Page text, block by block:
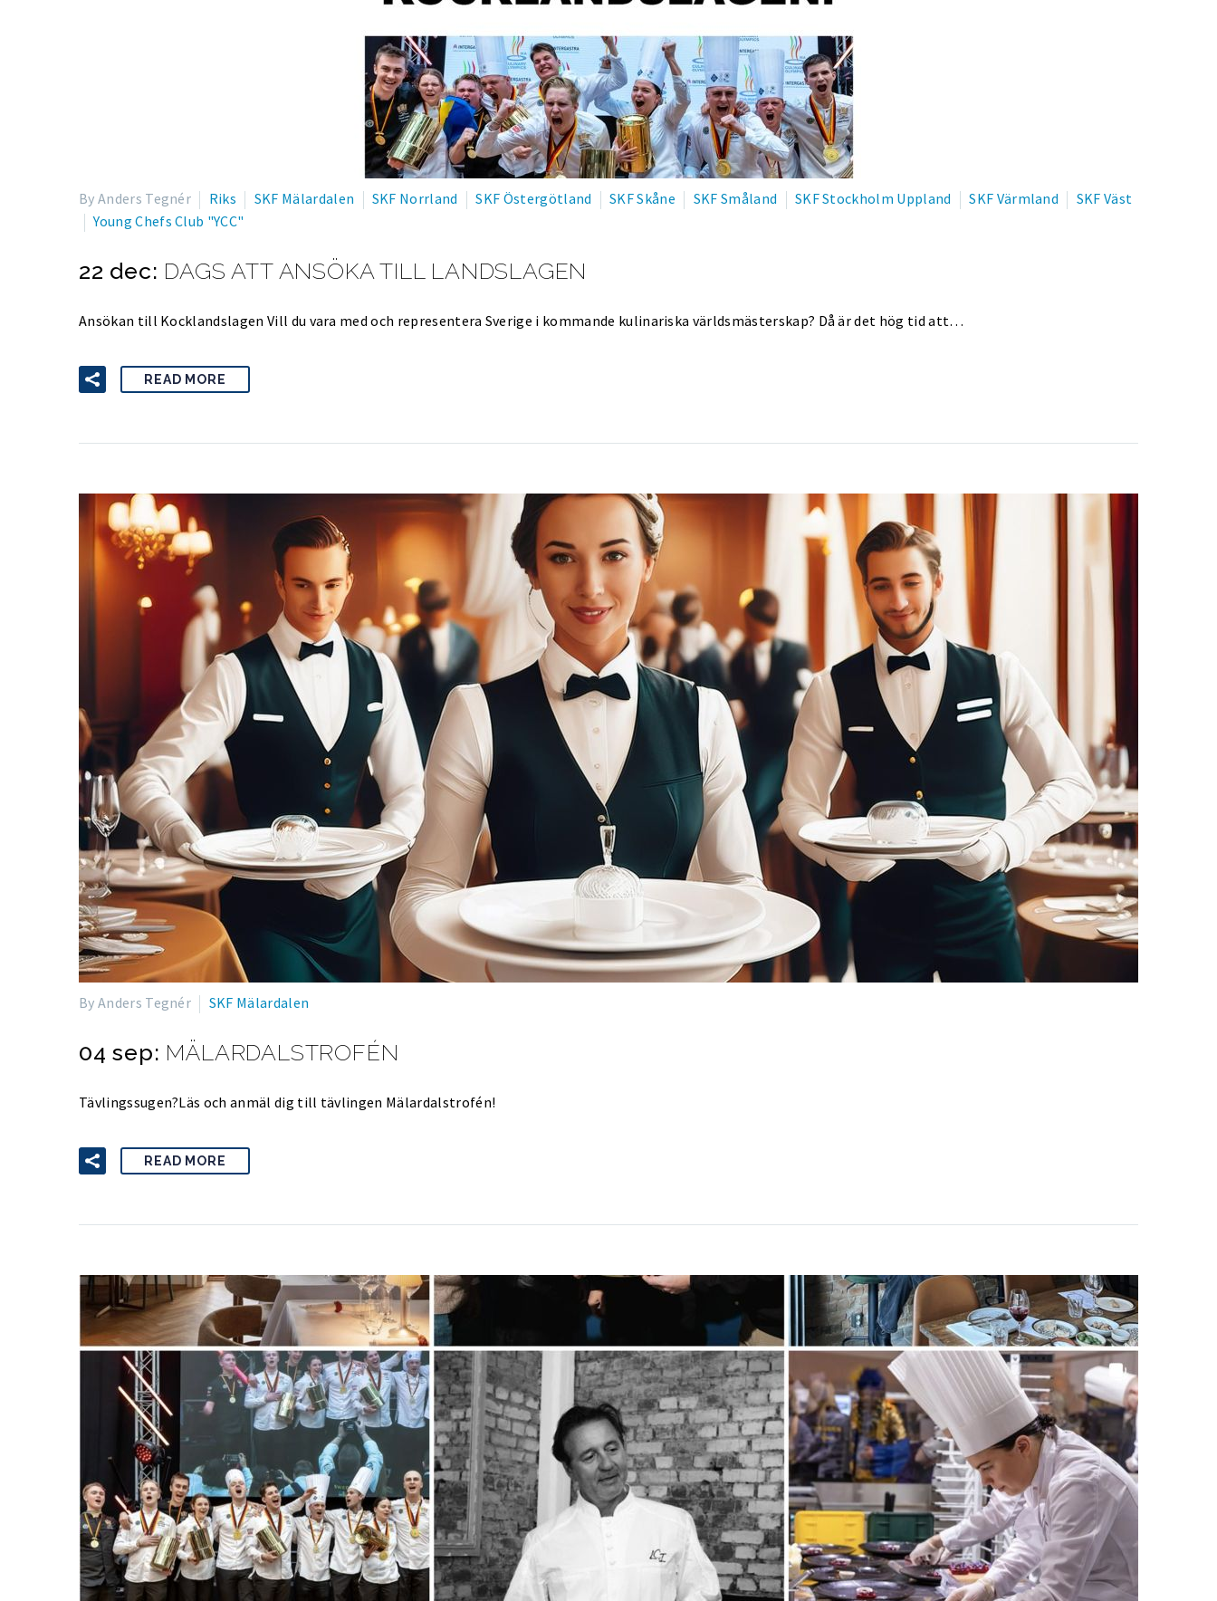
By Anders Tegnér Riks SKF Mälardalen SKF Norrland SKF Östergötland SKF Skåne SKF Småland SKF Stockholm Uppland SKF Värmland
SKF Väst
Young Chefs Club "YCC"
22 dec: DAGS ATT ANSÖKA TILL LANDSLAGEN
Ansökan till Kocklandslagen Vill du vara med och representera Sverige i kommande kulinariska världsmästerskap? Då är det hög tid att…
READ MORE
By Anders Tegnér SKF Mälardalen
04 sep: MÄLARDALSTROFÉN
Tävlingssugen?Läs och anmäl dig till tävlingen Mälardalstrofén!
READ MORE